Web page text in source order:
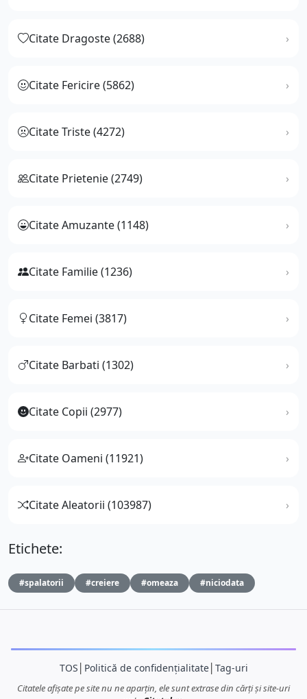
Citate Dragoste (2688)
Citate Fericire (5862)
Citate Triste (4272)
Citate Prietenie (2749)
Citate Amuzante (1148)
Citate Familie (1236)
Citate Femei (3817)
Citate Barbati (1302)
Citate Copii (2977)
Citate Oameni (11921)
Citate Aleatorii (103987)
Etichete:
#spalatorii #creiere #omeaza #niciodata
TOS Politică de confidențialitate│ Tag-uri
Citatele afișate pe site nu ne aparțin, ele sunt extrase din cărți și site-uri